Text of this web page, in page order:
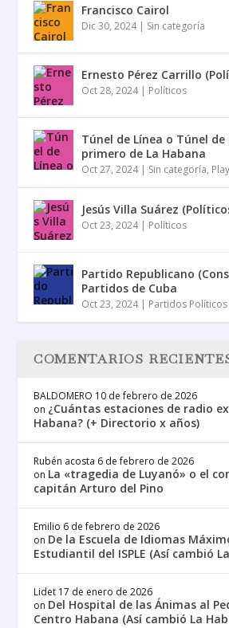
Francisco Cairol
Dic 30, 2024| Sin categoría
Ernesto Pérez Carrillo
Oct 28, 2024| Políticos
Túnel de Línea o Túnel
primero de La Habana
Oct 27, 2024| Sin categoría,
Jesús Villa Suárez
Oct 23, 2024| Políticos
Partido Republicano
Partidos de Cuba
Oct 23, 2024| Partidos Políticos
COMENTARIOS
BALDOMERO 10 de febrero de 2026
on ¿Cuántas estaciones de radio
Habana? (+ Directorio x años)
Rubén acosta 6 de febrero de 2026
on La «tragedia de Luyanó» o el
capitán Arturo del Pino
Emilio 6 de febrero de 2026
on De la Escuela de Idiomas
Estudiantil del ISPLE (Así cambió
Lidet 17 de enero de 2026
on Del Hospital de las Ánimas al
Centro Habana (Así cambió La